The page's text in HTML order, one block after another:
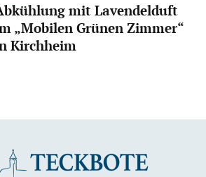
mit Lavendelduft
„Mobilen Grünen Zimmer“
Kirchheim